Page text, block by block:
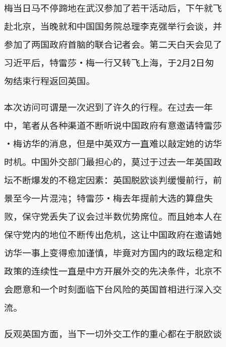
梅当日马不停蹄地在武汉参加了若干活动后，下午就飞
赴北京，当晚就和中国国务院总理李克强举行会谈，并
参加了两国政府首脑的联合记者会。第二天白天会见了
习近平后，特雷莎·梅一行又转飞上海，于2月2日匆
匆结束行程返回英国。
本次访问可谓是一次迟到了许久的行程。在过去一年
中，笔者从各种渠道不断听说中国政府有意邀请特雷莎
·梅访华的消息，但是中英双方一直难以敲定她的访华
时机。中国外交部门最担心的，莫过于过去一年英国政
坛不断爆发的不稳定因素：英国脱欧谈判缓慢前行，前
景至今一片混沌；特雷莎·梅去年提前大选的算盘失
败，保守党丢失了议会过半数优势席位。而且她本人在
保守党内的地位不断传出危机，这让中国政府在邀请她
访华一事上变得愈加谨慎，毕竟对方国内的政坛稳定和
政策的连续性一直是中方开展外交的先决条件，北京不
会愿意和一个时刻面临下台风险的英国首相进行深入交
流。
反观英国方面，当下一切外交工作的重心都在于脱欧谈